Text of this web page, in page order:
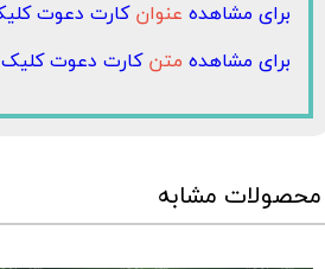
برای مشاهده عنوان کارت دعوت
برای مشاهده متن کارت دعوت کلیک
محصولات مشابه